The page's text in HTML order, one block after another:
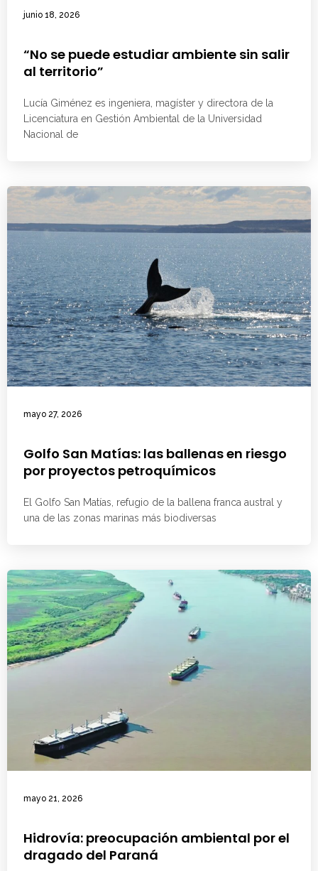
junio 18, 2026
“No se puede estudiar ambiente sin salir
al territorio”
Lucía Giménez es ingeniera, magíster y directora de la
Licenciatura en Gestión Ambiental de la Universidad
Nacional de
mayo 27, 2026
Golfo San Matías: las ballenas en riesgo
por proyectos petroquímicos
El Golfo San Matías, refugio de la ballena franca austral y
una de las zonas marinas más biodiversas
mayo 21, 2026
Hidrovía: preocupación ambiental por el
dragado del Paraná